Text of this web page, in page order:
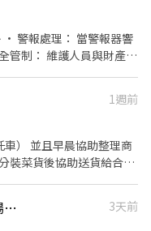
1週前
） 並且早晨協助整理商
裝菜貨後協助送貨給合作
有安裝水電扇降溫 謝絕
230H♡Foodpanda『永春傳統市場』市場調研人員✧每週排班4-5天
3天前